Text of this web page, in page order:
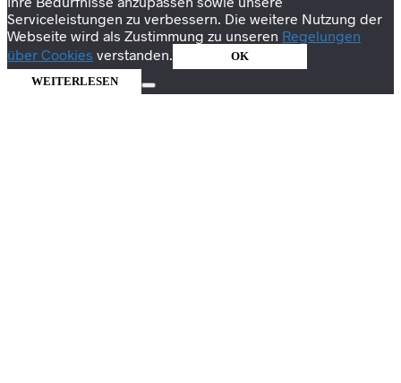
Serviceleistungen zu verbessern. Die weitere Nutzung der
Webseite wird als Zustimmung zu unseren Regelungen
über Cookies verstanden.
OK
WEITERLESEN